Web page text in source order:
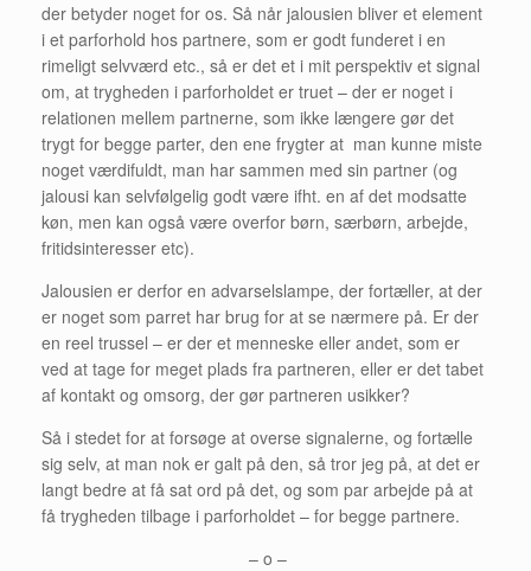
der betyder noget for os. Så når jalousien bliver et element
i et parforhold hos partnere, som er godt funderet i en
rimeligt selvværd etc., så er det et i mit perspektiv et signal
om, at trygheden i parforholdet er truet – der er noget i
relationen mellem partnerne, som ikke længere gør det
trygt for begge parter, den ene frygter at man kunne miste
noget værdifuldt, man har sammen med sin partner (og
jalousi kan selvfølgelig godt være ifht. en af det modsatte
køn, men kan også være overfor børn, særbørn, arbejde,
fritidsinteresser etc).
Jalousien er derfor en advarselslampe, der fortæller, at der
er noget som parret har brug for at se nærmere på. Er der
en reel trussel – er der et menneske eller andet, som er
ved at tage for meget plads fra partneren, eller er det tabet
af kontakt og omsorg, der gør partneren usikker?
Så i stedet for at forsøge at overse signalerne, og fortælle
sig selv, at man nok er galt på den, så tror jeg på, at det er
langt bedre at få sat ord på det, og som par arbejde på at
få trygheden tilbage i parforholdet – for begge partnere.
– o –